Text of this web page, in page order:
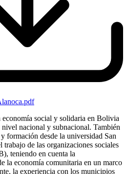
economía social y solidaria en Bolivia
nacional y subnacional. También
formación desde la universidad San
trabajo de las organizaciones sociales
teniendo en cuenta la
la economía comunitaria en un marco
la experiencia con los municipios